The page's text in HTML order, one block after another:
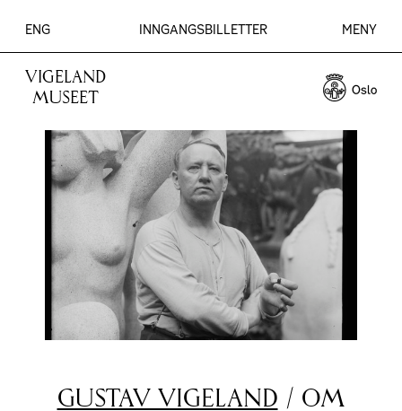
VIGELAND
MUSEET
INNGANGSBILLETTER
ENG MENY
GUSTAV VIGELAND / OM